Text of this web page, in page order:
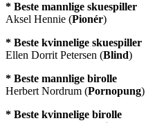
* Beste mannlige skuespiller
Aksel Hennie (Pionér)
* Beste kvinnelige skuespiller
Ellen Dorrit Petersen (Blind)
* Beste mannlige birolle
Herbert Nordrum (Pornopung)
* Beste kvinnelige birolle